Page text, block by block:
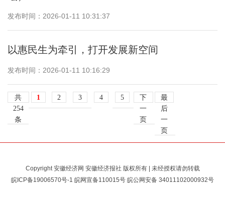
发布时间：2026-01-11 10:31:37
以惠民生为牵引，打开发展新空间
发布时间：2026-01-11 10:16:29
共
254
条
1 2 3 4 5
下
一
页
最
后
一
页
Copyright 安徽经济网 安徽经济报社 版权所有 | 未经授权请勿转载
皖ICP备19006570号-1 皖网宣备110015号 皖公网安备 34011102000932号